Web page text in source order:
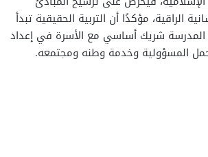
الراقية، مؤكدًا أن التربية الحقيقية تبدأ
المدرسة شريك أساسي مع الأسرة في إعداد
المسؤولية وخدمة وطنه ومجتمعه.